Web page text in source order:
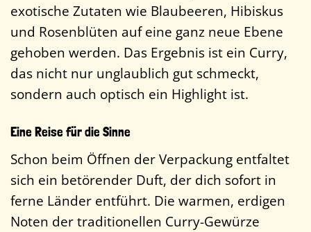
exotische Zutaten wie Blaubeeren, Hibiskus
und Rosenblüten auf eine ganz neue Ebene
gehoben werden. Das Ergebnis ist ein Curry,
das nicht nur unglaublich gut schmeckt,
sondern auch optisch ein Highlight ist.
Eine Reise für die Sinne
Schon beim Öffnen der Verpackung entfaltet
sich ein betörender Duft, der dich sofort in
ferne Länder entführt. Die warmen, erdigen
Noten der traditionellen Curry-Gewürze